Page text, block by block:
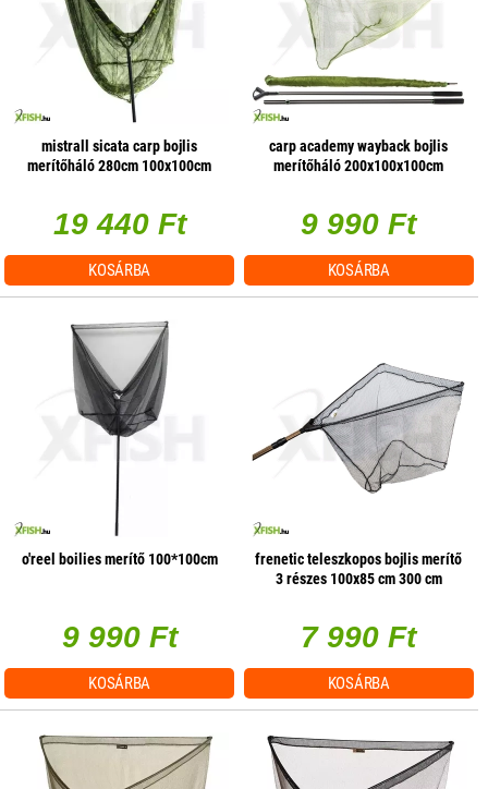
mistrall sicata carp bojlis
merítőháló 280cm 100x100cm
19 440 Ft
KOSÁRBA
carp academy wayback bojlis
merítőháló 200x100x100cm
9 990 Ft
KOSÁRBA
o'reel boilies merítő 100*100cm
9 990 Ft
KOSÁRBA
frenetic teleszkopos bojlis merítő
3 részes 100x85 cm 300 cm
7 990 Ft
KOSÁRBA